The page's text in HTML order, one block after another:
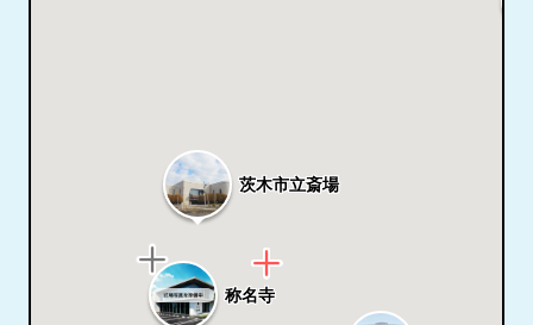
称名寺
茨木市立斎場